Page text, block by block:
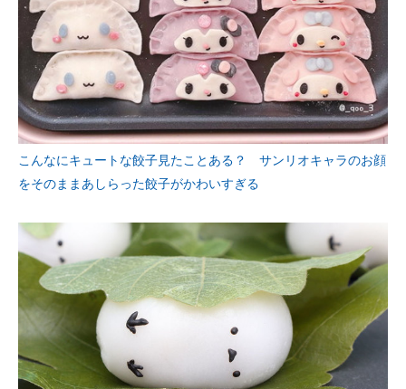
こんなにキュートな餃子見たことある？ サンリオキャラのお顔
をそのままあしらった餃子がかわいすぎる